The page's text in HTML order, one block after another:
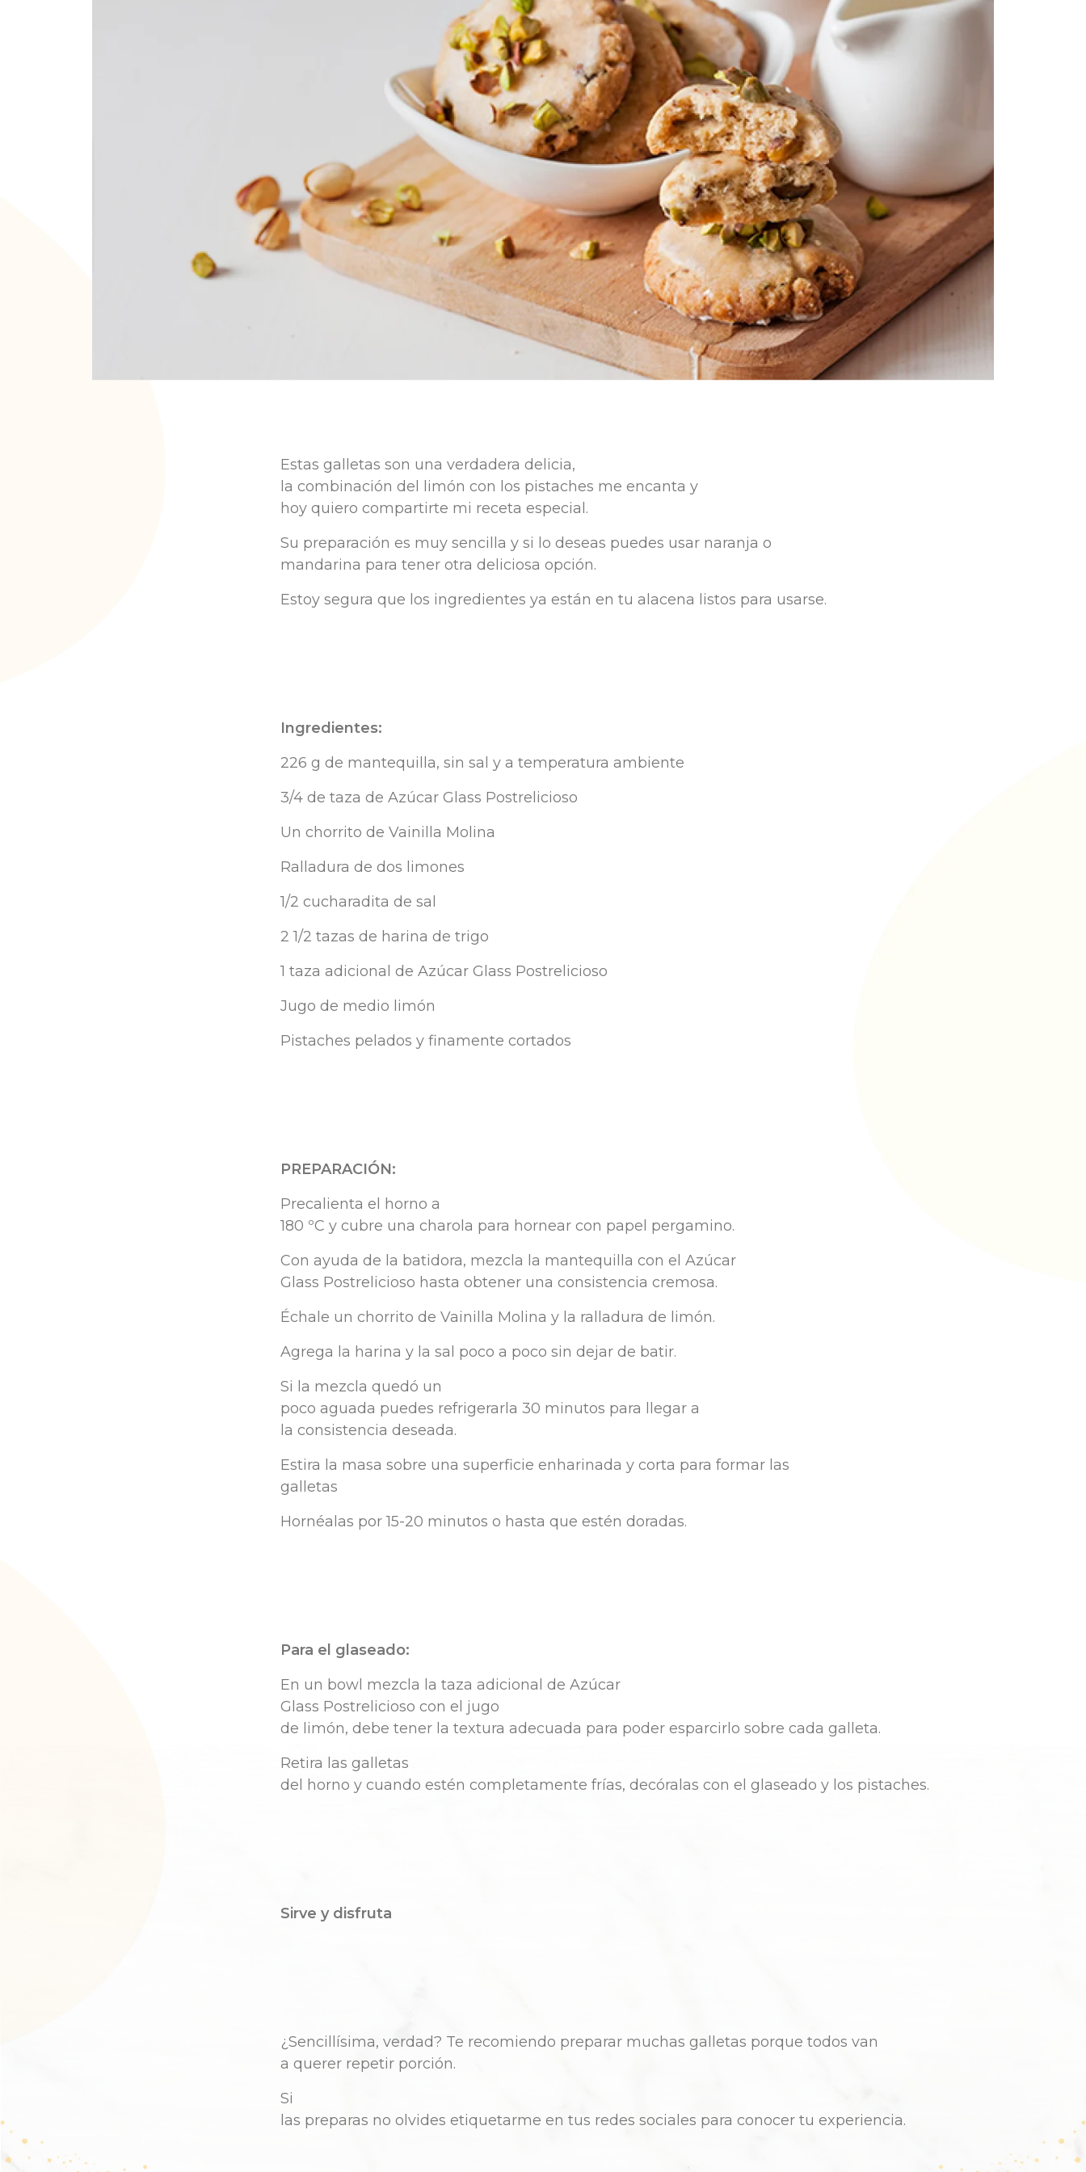
Estas galletas son una verdadera delicia,
la combinación del limón con los pistaches me encanta y
hoy quiero compartirte mi receta especial.
Su preparación es muy sencilla y si lo deseas puedes usar naranja o
mandarina para tener otra deliciosa opción.
Estoy segura que los ingredientes ya están en tu alacena listos para usarse.
Ingredientes:
226 g de mantequilla, sin sal y a temperatura ambiente
3/4 de taza de Azúcar Glass Postrelicioso
Un chorrito de Vainilla Molina
Ralladura de dos limones
1/2 cucharadita de sal
2 1/2 tazas de harina de trigo
1 taza adicional de Azúcar Glass Postrelicioso
Jugo de medio limón
Pistaches pelados y finamente cortados
PREPARACIÓN:
Precalienta el horno a
180 ºC y cubre una charola para hornearcon papel pergamino.
Con ayuda de la batidora, mezcla la mantequilla con el Azúcar
Glass Postrelicioso hasta obtener una consistencia cremosa.
Échale un chorrito de Vainilla Molina y la ralladura de limón.
Agrega la harina y la sal poco a poco sin dejarde batir.
Si la mezcla quedó un
poco aguada puedes refrigerarl a 30 minutos para llegara
la consistencia deseada.
Estira la masa sobre una superficie enharinada y corta para formarlas
galletas
Hornéalas por15-20 minutos o hasta que estén doradas.
Para el glaseado:
En un bowl mezcla la taza adicional de Azúcar
Glass Postrelicioso con e jugo
de imón, debe tener la textura adecuada para poder esparcirlo sobre cada galleta.
Retira las galletas
del
horno y cuando estén completamente frías, decóralas con el glaseado y os pistaches.
Sirve y disfruta
¿Sencillísima, verdad? Te recomiendo preparar muchas galletas porque todos van
a querer repetir porción.
Si
las preparas no olvides etiquetarme en tus redes sociales para conocer tu experiencia.